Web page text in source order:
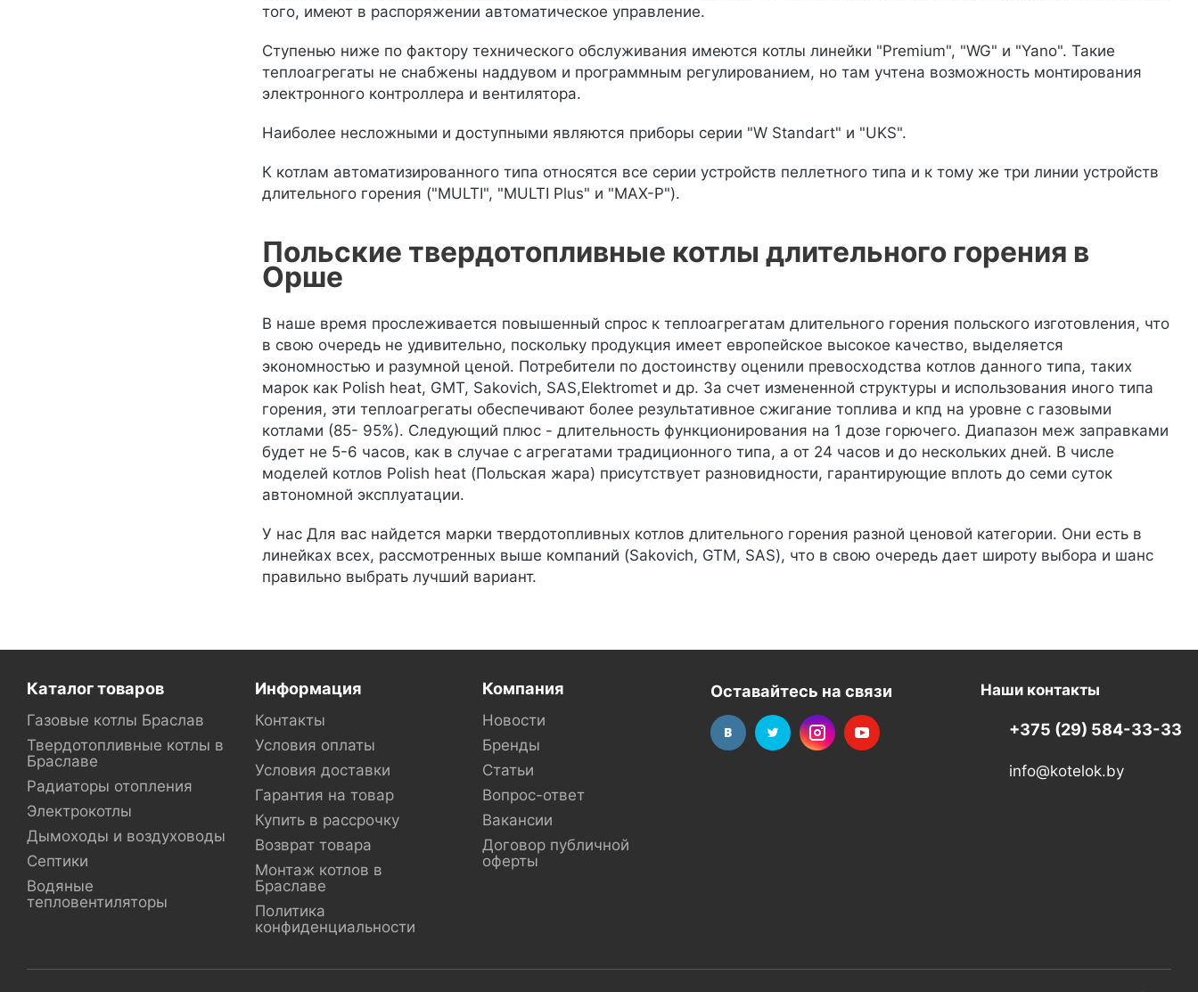
того, имеют в распоряжении автоматическое управление.
Ступенью ниже по фактору технического обслуживания имеются котлы линейки "Premium", "WG" и "Yano". Такие
теплоагрегаты не снабжены наддувом и программным регулированием, но там учтена возможность монтирования
электронного контроллера и вентилятора.
Наиболее несложными и доступными являются приборы серии "W Standart" и "UKS".
К котлам автоматизированного типа относятся все серии устройств пеллетного типа и к тому же три линии устройств
длительного горения ("MULTI", "MULTI Plus" и "MAX-P").
Польские твердотопливные котлы длительного горения в
Орше
В наше время прослеживается повышенный спрос к теплоагрегатам длительного горения польского изготовления, что
в свою очередь не удивительно, поскольку продукция имеет европейское высокое качество, выделяется
экономностью и разумной ценой. Потребители по достоинству оценили превосходства котлов данного типа, таких
марок как Polish heat, GMT, Sakovich, SAS,Elektromet и др. За счет измененной структуры и использования иного типа
горения, эти теплоагрегаты обеспечивают более результативное сжигание топлива и кпд на уровне с газовыми
котлами (85- 95%). Следующий плюс - длительность функционирования на 1 дозе горючего. Диапазон меж заправками
будет не 5-6 часов, как в случае с агрегатами традиционного типа, а от 24 часов и до нескольких дней. В числе
моделей котлов Polish heat (Польская жара) присутствует разновидности, гарантирующие вплоть до семи суток
автономной эксплуатации.
У нас Для вас найдется марки твердотопливных котлов длительного горения разной ценовой категории. Они есть в
линейках всех, рассмотренных выше компаний (Sakovich, GTM, SAS), что в свою очередь дает широту выбора и шанс
правильно выбрать лучший вариант.
Каталог товаров
Газовые котлы Браслав
Твердотопливные котлы в
Браславе
Радиаторы отопления
Электрокотлы
Дымоходы и воздуховоды
Септики
Водяные
тепловентиляторы
Информация
Контакты
Условия оплаты
Условия доставки
Гарантия на товар
Купить в рассрочку
Возврат товара
Монтаж котлов в
Браславе
Политика
конфиденциальности
Компания
Новости
Бренды
Статьи
Вопрос-ответ
Вакансии
Договор публичной
оферты
Оставайтесь на связи Наши контакты
+375 (29) 584-33-33
info@kotelok.by